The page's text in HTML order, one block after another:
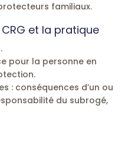
familiaux.
et la pratique
pour la personne en
: conséquences d’un ou
du subrogé,